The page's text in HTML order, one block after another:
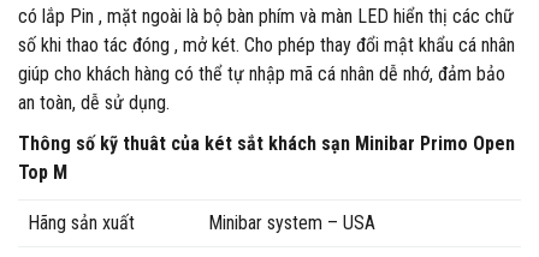
có lắp Pin , mặt ngoài là bộ bàn phím và màn LED hiển thị các chữ
số khi thao tác đóng , mở két. Cho phép thay đổi mật khẩu cá nhân
giúp cho khách hàng có thể tự nhập mã cá nhân dễ nhớ, đảm bảo
an toàn, dễ sử dụng.
Thông số kỹ thuât của két sắt khách sạn Minibar Primo Open
Top M
Hãng sản xuất Minibar system – USA